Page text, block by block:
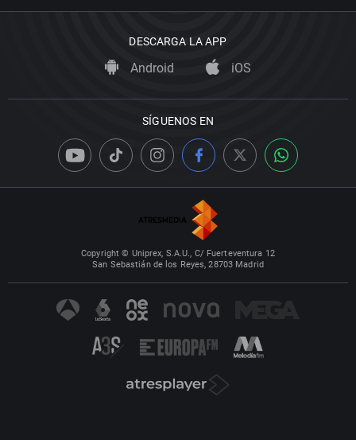
DESCARGA LA APP
Android iOS
SÍGUENOS EN
Copyright © Uniprex, S.A.U., C/ Fuerteventura 12
San Sebastián de los Reyes, 28703 Madrid